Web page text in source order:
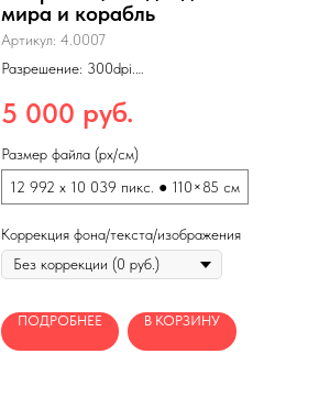
мира и корабль
Артикул: 4.0007
Разрешение: 300dpi.
Макс. размеры печати: 220×170 см
(150dpi)
5 000 руб.
Размер файла (px/см)
12 992 x 10 039 пикс. ● 110×85 см
Коррекция фона/текста/изображения
ПОДРОБНЕЕ В КОРЗИНУ